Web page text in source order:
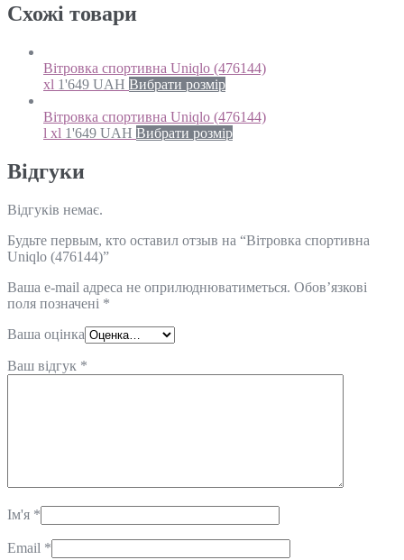
Схожi товари
Вітровка спортивна Uniqlo (476144)
xl 1'649 UAH Вибрати розмір
Вітровка спортивна Uniqlo (476144)
l xl 1'649 UAH Вибрати розмір
Відгуки
Відгуків немає.
Будьте первым, кто оставил отзыв на “Вітровка спортивна
Uniqlo (476144)”
Ваша e-mail адреса не оприлюднюватиметься. Обов’язкові
поля позначені *
Ваша оцінка
Ваш відгук *
Ім'я *
Email *